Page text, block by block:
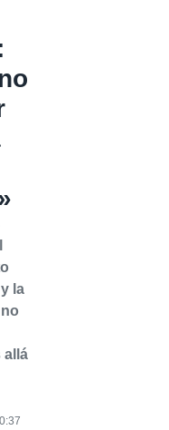
la
allá